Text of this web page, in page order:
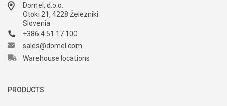
Domel, d.o.o.
Otoki 21, 4228 Železniki
Slovenia
+386 4 51 17 100
sales@domel.com
Warehouse locations
PRODUCTS